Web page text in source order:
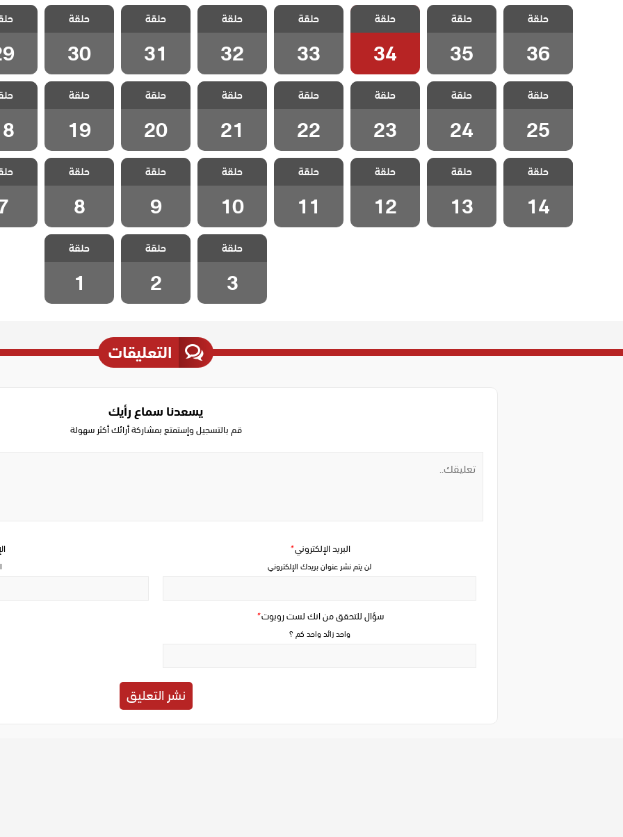
مسلسل اطفال
الجنة الحلقة 36
حلقة
36
مسلسل اطفال
الجنة الحلقة 35
حلقة
35
مسلسل اطفال
الجنة الحلقة 34
حلقة
34
مسلسل اطفال
الجنة الحلقة 33
حلقة
33
مسلسل اطفال
الجنة الحلقة 32
حلقة
32
مسلسل اطفال
الجنة الحلقة 31
حلقة
31
مسلسل اطفال
الجنة الحلقة 30
حلقة
30
مسلسل
الجنة
مسلسل اطفال
الجنة الحلقة 25
حلقة
25
مسلسل اطفال
الجنة الحلقة 24
حلقة
24
مسلسل اطفال
الجنة الحلقة 23
حلقة
23
مسلسل اطفال
الجنة الحلقة 22
حلقة
22
مسلسل اطفال
الجنة الحلقة 21
حلقة
21
مسلسل اطفال
الجنة الحلقة 20
حلقة
20
مسلسل اطفال
الجنة الحلقة 19
حلقة
19
مسلسل
الجنة
مسلسل اطفال
الجنة الحلقة 14
حلقة
14
مسلسل اطفال
الجنة الحلقة 13
حلقة
13
مسلسل اطفال
الجنة الحلقة 12
حلقة
12
مسلسل اطفال
الجنة الحلقة 11
حلقة
11
مسلسل اطفال
الجنة الحلقة 10
حلقة
10
مسلسل اطفال
الجنة الحلقة 9
حلقة
9
مسلسل اطفال
الجنة الحلقة 8
حلقة
8
مسلسل
الجنة
مسلسل اطفال
الجنة الحلقة 3
حلقة
3
مسلسل اطفال
الجنة الحلقة 2
حلقة
2
مسلسل اطفال
الجنة الحلقة 1
حلقة
1
التعليقات
يسعدنا سماع رأيك
قم بالتسجيل وإستمتع بمشاركة أرائك أكثر سهولة
سؤال للتحقق من انك لست روبوت*
واحد زائد واحد كم ؟
البريد الإلكتروني*
لن يتم نشر عنوان بريدك الإلكتروني